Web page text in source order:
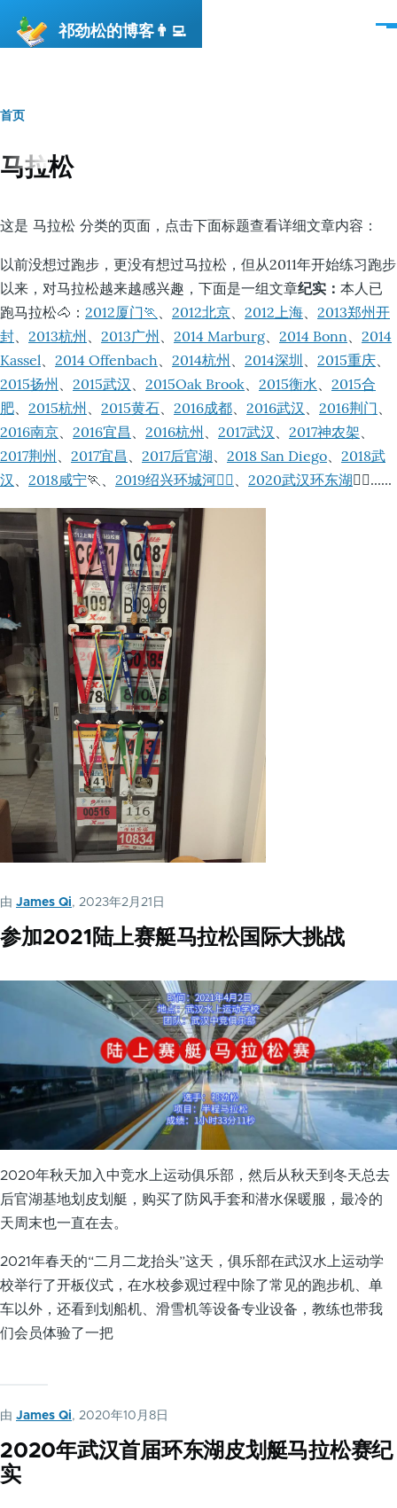
祁劲松的博客👨‍💻
菜
面
包
屑
首页
马拉松
这是 马拉松 分类的页面，点击下面标题查看详细文章内容：
以前没想过跑步，更没有想过马拉松，但从2011年开始练习跑步
以来，对马拉松越来越感兴趣，下面是一组文章纪实： 本人已
跑马拉松🐴： 2012厦门🏃 、 2012北京、 2012上海、 2013郑州开
封、 2013杭州 、 2013广州 、 2014 Marburg、 2014 Bonn、 2014
Kassel、 2014 Offenbach、 2014杭州 、 2014深圳 、 2015重庆、
2015扬州 、 2015武汉 、 2015Oak Brook、 2015衡水、 2015合
肥、 2015杭州 、 2015黄石、 2016成都、 2016武汉 、 2016荆门、
2016南京、 2016宜昌 、 2016杭州 、 2017武汉 、 2017神农架、
2017荆州 、 2017宜昌 、 2017后官湖、 2018 San Diego、 2018武
汉 、 2018咸宁🏃、 2019绍兴环城河🚣‍♀️ 、 2020武汉环东湖🚣‍♀️......
由 James Qi, 2023年2月21日
参加2021陆上赛艇马拉松国际大挑战
2020年秋天加入中竞水上运动俱乐部，然后从秋天到冬天总去
后官湖基地划皮划艇，购买了防风手套和潜水保暖服，最冷的
天周末也一直在去。
2021年春天的“二月二龙抬头”这天，俱乐部在武汉水上运动学
校举行了开板仪式，在水校参观过程中除了常见的跑步机、单
车以外，还看到划船机、滑雪机等设备专业设备，教练也带我
们会员体验了一把
由 James Qi, 2020年10月8日
2020年武汉首届环东湖皮划艇马拉松赛纪
实